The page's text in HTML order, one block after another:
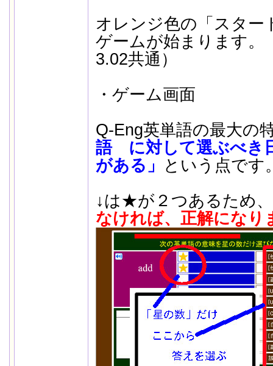
オレンジ色の「スター
ゲームが始まります。
3.02共通）
・ゲーム画面
Q-Eng英単語の最大の
語 に対して選ぶべき
がある」
という点です
↓は★が２つあるため、
なければ、正解になり